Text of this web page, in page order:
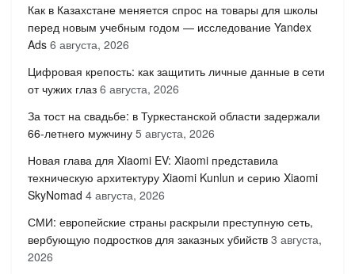
Как в Казахстане меняется спрос на товары для школы
перед новым учебным годом — исследование Yandex
Ads 6 августа, 2026
Цифровая крепость: как защитить личные данные в сети
от чужих глаз 6 августа, 2026
За тост на свадьбе: в Туркестанской области задержали
66-летнего мужчину 5 августа, 2026
Новая глава для Xiaomi EV: Xiaomi представила
техническую архитектуру Xiaomi Kunlun и серию Xiaomi
SkyNomad 4 августа, 2026
СМИ: европейские страны раскрыли преступную сеть,
вербующую подростков для заказных убийств 3 августа,
2026